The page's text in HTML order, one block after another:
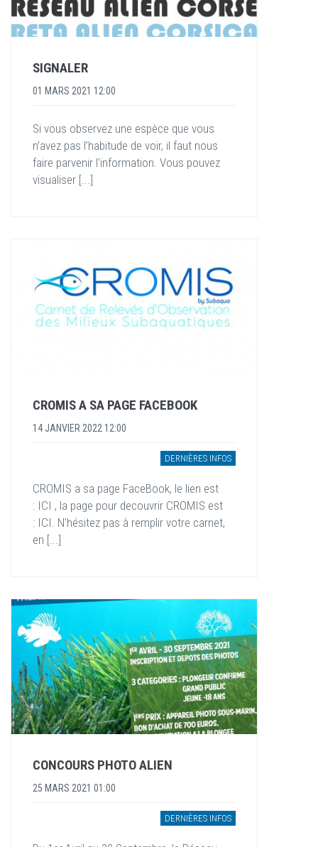
SIGNALER
01 MARS 2021 12:00
Si vous observez une espèce que vous
n’avez pas l’habitude de voir, il faut nous
faire parvenir l'information. Vous pouvez
visualiser [...]
CROMIS A SA PAGE FACEBOOK
14 JANVIER 2022 12:00
DERNIÈRES INFOS
CROMIS a sa page FaceBook, le lien est
: ICI , la page pour decouvrir CROMIS est
: ICI. N'hésitez pas à remplir votre carnet,
en [...]
CONCOURS PHOTO ALIEN
25 MARS 2021 01:00
DERNIÈRES INFOS